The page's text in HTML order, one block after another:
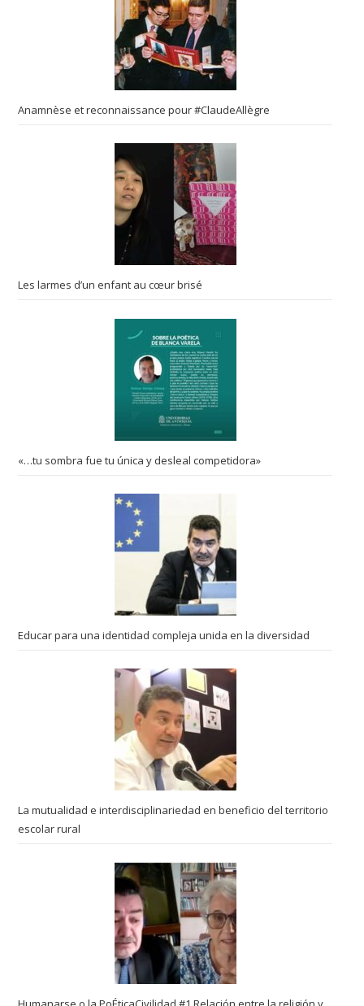
Anamnèse et reconnaissance pour #ClaudeAllègre
Les larmes d’un enfant au cœur brisé
«…tu sombra fue tu única y desleal competidora»
Educar para una identidad compleja unida en la diversidad
La mutualidad e interdisciplinariedad en beneficio del territorio
escolar rural